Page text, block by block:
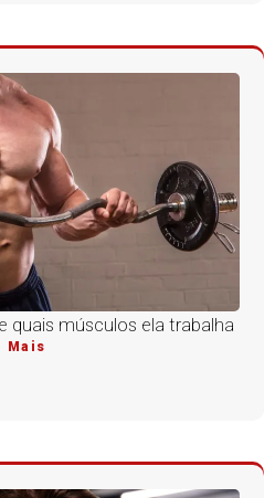
quais músculos ela trabalha
Mais